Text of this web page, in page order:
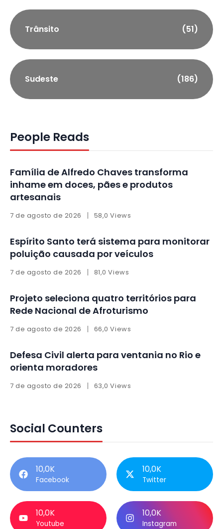
Trânsito (51)
Sudeste (186)
People Reads
Família de Alfredo Chaves transforma
inhame em doces, pães e produtos
artesanais
7 de agosto de 2026 58,0 Views
Espírito Santo terá sistema para monitorar
poluição causada por veículos
7 de agosto de 2026 81,0 Views
Projeto seleciona quatro territórios para
Rede Nacional de Afroturismo
7 de agosto de 2026 66,0 Views
Defesa Civil alerta para ventania no Rio e
orienta moradores
7 de agosto de 2026 63,0 Views
Social Counters
10,0K
Facebook
10,0K
Twitter
10,0K
Youtube
10,0K
Instagram